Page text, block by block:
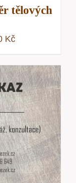
tělových
KčRozpětí
200 Kč
až
5000 Kč